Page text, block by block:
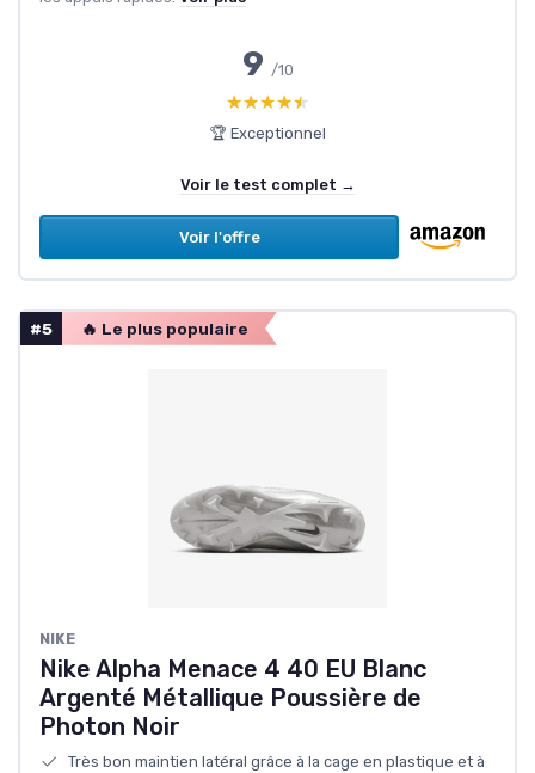
9 /10
★★★★★
★★★★★
🏆 Exceptionnel
Voir le test complet →
Voir l'offre
#5 🔥 Le plus populaire
NIKE
Nike Alpha Menace 4 40 EU Blanc
Argenté Métallique Poussière de
Photon Noir
Très bon maintien latéral grâce à la cage en plastique et à